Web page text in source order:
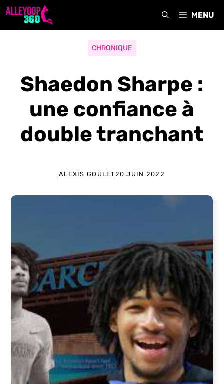
Aller
MENU
CHRONIQUE
Shaedon Sharpe :
une confiance à
double tranchant
ALEXIS GOULET20 JUIN 2022